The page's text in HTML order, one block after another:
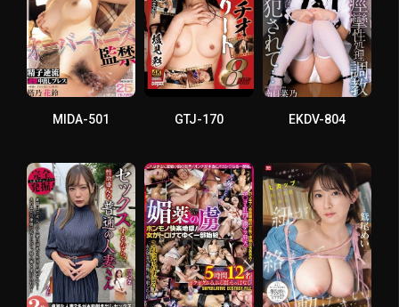
MIDA-501 GTJ-170 EKDV-804